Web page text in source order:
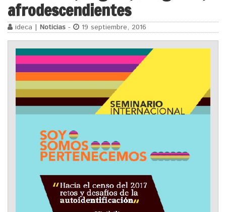
afrodescendientes
ideca | Noticias - 19 septiembre, 2016